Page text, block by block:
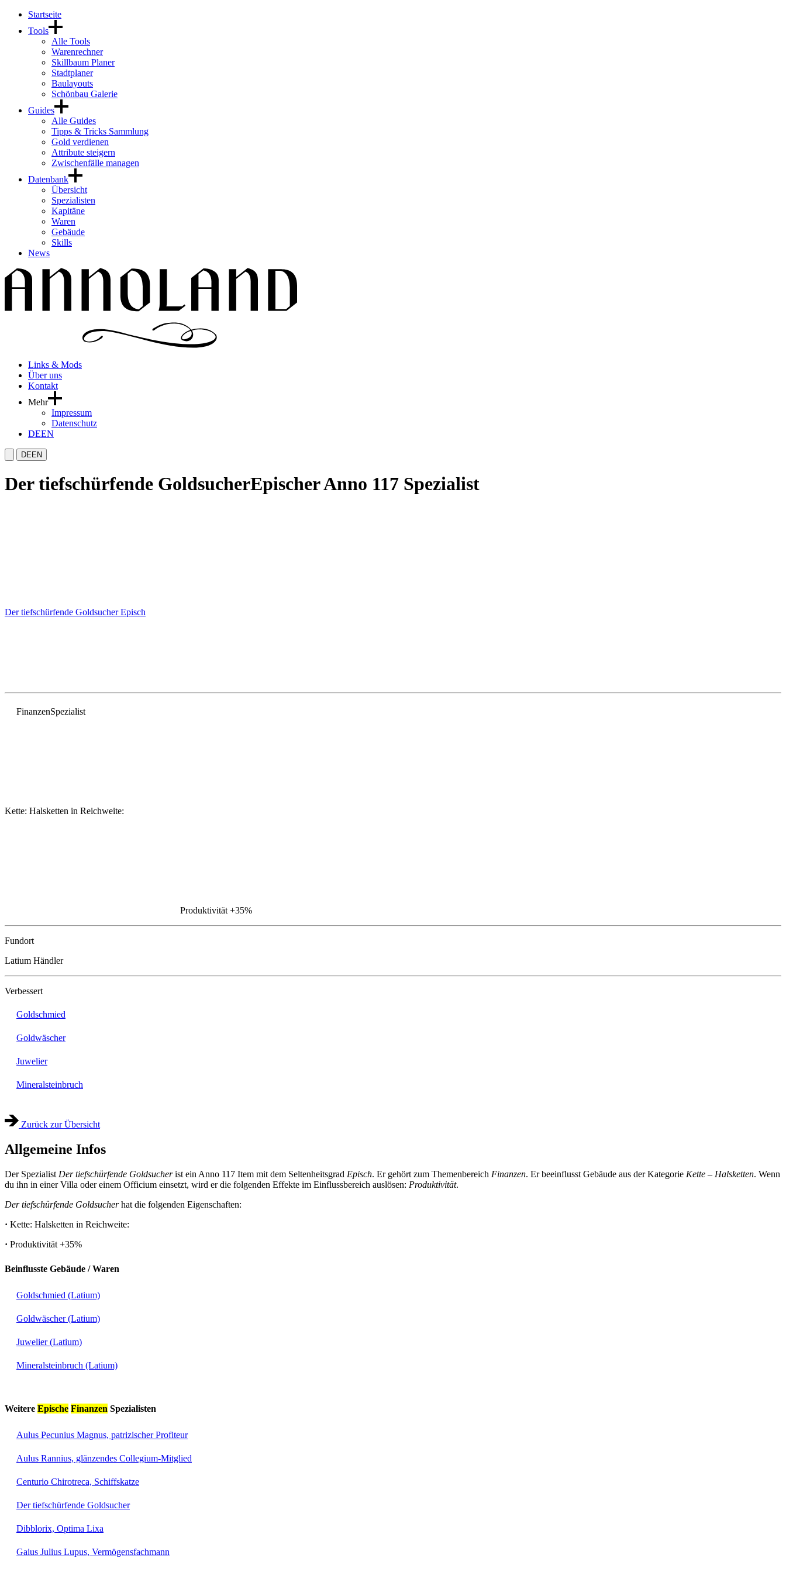
Startseite
Tools
Alle Tools
Warenrechner
Skillbaum Planer
Stadtplaner
Baulayouts
Schönbau Galerie
Guides
Alle Guides
Tipps & Tricks Sammlung
Gold verdienen
Attribute steigern
Zwischenfälle managen
Datenbank
Übersicht
Spezialisten
Kapitäne
Waren
Gebäude
Skills
News
Links & Mods
Über uns
Kontakt
Mehr
Impressum
Datenschutz
DEEN
DEEN
Der tiefschürfende GoldsucherEpischer Anno 117 Spezialist
Der tiefschürfende Goldsucher Episch
FinanzenSpezialist
Kette: Halsketten in Reichweite:
Produktivität +35%
Fundort
Latium Händler
Verbessert
Goldschmied
Goldwäscher
Juwelier
Mineralsteinbruch
Zurück zur Übersicht
Allgemeine Infos
Der Spezialist Der tiefschürfende Goldsucherist ein Anno 117 Item mit dem Seltenheitsgrad Episch. Er gehört zum Themenbereich Finanzen. Er beeinflusst Gebäude aus der Kategorie Kette – Halsketten. Wenn
du ihn in einer Villa oder einem Officium einsetzt, wird er die folgenden Effekte im Einflussbereich auslösen: Produktivität.
Der tiefschürfende Goldsucherhat die folgenden Eigenschaften:
· Kette: Halsketten in Reichweite:
· Produktivität +35%
Beinflusste Gebäude / Waren
Goldschmied (Latium)
Goldwäscher (Latium)
Juwelier (Latium)
Mineralsteinbruch (Latium)
Weitere Epische Finanzen Spezialisten
Aulus Pecunius Magnus, patrizischer Profiteur
Aulus Rannius, glänzendes Collegium-Mitglied
Centurio Chirotreca, Schiffskatze
Der tiefschürfende Goldsucher
Dibblorix, Optima Lixa
Gaius Julius Lupus, Vermögensfachmann